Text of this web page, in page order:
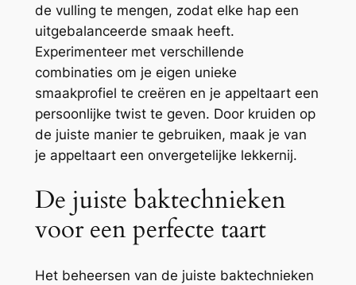
de vulling te mengen, zodat elke hap een
uitgebalanceerde smaak heeft.
Experimenteer met verschillende
combinaties om je eigen unieke
smaakprofiel te creëren en je appeltaart een
persoonlijke twist te geven. Door kruiden op
de juiste manier te gebruiken, maak je van
je appeltaart een onvergetelijke lekkernij.
De juiste baktechnieken
voor een perfecte taart
Het beheersen van de juiste baktechnieken